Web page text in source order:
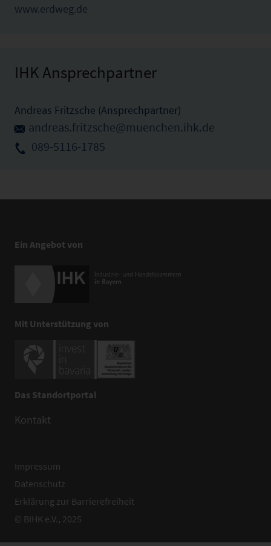
www.erdweg.de
IHK Ansprechpartner
Andreas Fritzsche (Ansprechpartner)
andreas.fritzsche@muenchen.ihk.de
089-5116-1785
Ein Angebot von
Mit Unterstützung von
Das Standortportal
Kontakt
Impressum
Datenschutz
Erklärung zur Barrierefreiheit
© BIHK e.V., 2025